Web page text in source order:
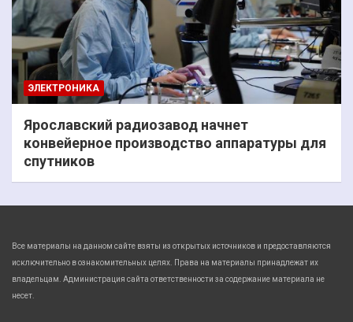
ЭЛЕКТРОНИКА
Ярославский радиозавод начнет
конвейерное производство аппаратуры для
спутников
Все материалы на данном сайте взяты из открытых источников и предоставляются
исключительно в ознакомительных целях. Права на материалы принадлежат их
владельцам. Администрация сайта ответственности за содержание материала не
несет.